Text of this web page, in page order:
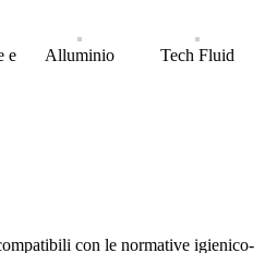
e
Alluminio Tech Fluid
con le normative igienico-